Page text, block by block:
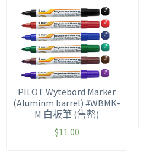
PILOT Wytebord Marker
(Aluminm barrel) #WBMK-
M 白板筆 (售罄)
$11.00